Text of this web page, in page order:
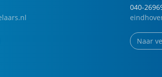
040-
Naar